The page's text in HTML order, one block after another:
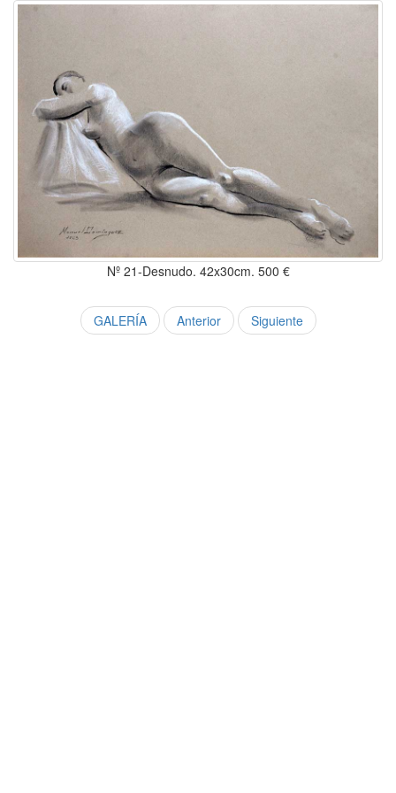
Nº 21-Desnudo. 42x30cm. 500 €
GALERÍA Anterior Siguiente